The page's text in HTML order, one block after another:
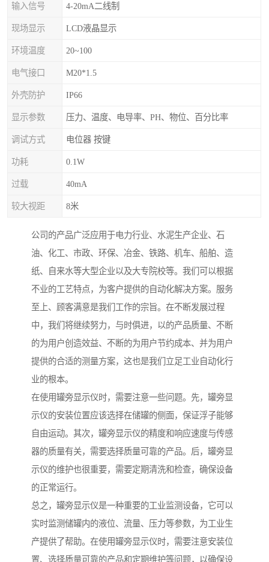
输入信号 4-20mA二线制
现场显示 LCD液晶显示
环境温度 20~100
电气接口 M20*1.5
外壳防护 IP66
显示参数 压力、温度、电导率、PH、物位、百分比率
调试方式 电位器 按键
功耗 0.1W
过载 40mA
较大视距 8米
公司的产品广泛应用于电力行业、水泥生产企业、石
油、化工、市政、环保、冶金、铁路、机车、船舶、造
纸、自来水等大型企业以及大专院校等。我们可以根据
不业的工艺特点，为客户提供的自动化解决方案。服务
至上、顾客满意是我们工作的宗旨。在不断发展过程
中，我们将继续努力，与时俱进，以的产品质量、不断
的为用户创造效益、不断的为用户节约成本、并为用户
提供的合适的测量方案，这也是我们立足工业自动化行
业的根本。
在使用罐旁显示仪时，需要注意一些问题。先，罐旁显
示仪的安装位置应该选择在储罐的侧面，保证浮子能够
自由运动。其次，罐旁显示仪的精度和响应速度与传感
器的质量有关，需要选择质量可靠的产品。后，罐旁显
示仪的维护也很重要，需要定期清洗和检查，确保设备
的正常运行。
总之，罐旁显示仪是一种重要的工业监测设备，它可以
实时监测储罐内的液位、流量、压力等参数，为工业生
产提供了帮助。在使用罐旁显示仪时，需要注意安装位
置、选择质量可靠的产品和定期维护等问题，以确保设